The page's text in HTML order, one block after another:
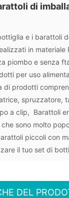
di
e i barattoli
in materiale
piombo e senza
per uso
di prodotti
spruzzatore,
a clip, Barattoli
sono molto
piccoli con
il tuo set di
DEL